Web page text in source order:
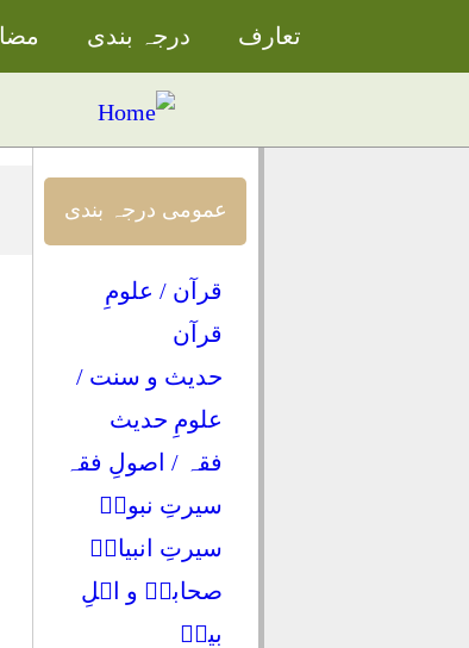
تعارف درجہ بندی
عمومی درجہ بندی
قرآن / علومِ
قرآن
حدیث و سنت /
علومِ حدیث
فقہ / اصولِ فقہ
سیرتِ نبویؐ
سیرتِ انبیاءؑ
صحابہؓ و اہلِ
بیتؓ